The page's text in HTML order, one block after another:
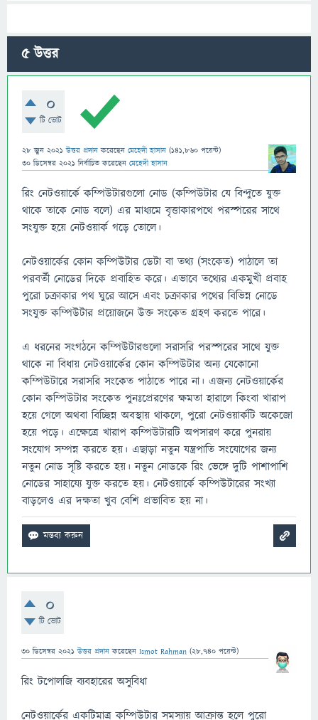
5উত্তর
0
টি ভোট
28 জুন 2021 উত্তর প্রদান করেছেন মেহেদী হাসান (141,860 পয়েন্ট)
30 ডিসেম্বর 2021 নির্বাচিত করেছেন মেহেদী হাসান
রিং নেটওয়ার্কে কম্পিউটারগুলো নোড (কম্পিউটার যে বিন্দুতে যুক্ত
থাকে তাকে নোড বলে) এর মাধ্যমে বৃত্তাকারপথে পরস্পরের সাথে
সংযুক্ত হয়ে নেটওয়ার্ক গড়ে তোলে।
নেটওয়ার্কের কোন কম্পিউটার ডেটা বা তথ্য (সংকেত) পাঠালে তা
পরবর্তী নোডের দিকে প্রবাহিত করে। এভাবে তথ্যের একমুখী প্রবাহ
পুরো চক্রাকার পথ ঘুরে আসে এবং চক্রাকার পথের বিভিন্ন নোডে
সংযুক্ত কম্পিউটার প্রয়োজনে উক্ত সংকেত গ্রহণ করতে পারে।
এ ধরনের সংগঠনে কম্পিউটারগুলো সরাসরি পরস্পরের সাথে যুক্ত
থাকে না বিধায় নেটওয়ার্কের কোন কম্পিউটার অন্য যেকোনো
কম্পিউটারে সরাসরি সংকেত পাঠাতে পারে না। এজন্য নেটওয়ার্কের
কোন কম্পিউটার সংকেত পুনঃপ্রেরণের ক্ষমতা হারালে কিংবা খারাপ
হয়ে গেলে অথবা বিচ্ছিন্ন অবস্থায় থাকলে, পুরো নেটওয়ার্কটি অকেজো
হয়ে পড়ে। এক্ষেত্রে খারাপ কম্পিউটারটি অপসারণ করে পুনরায়
সংযোগ সম্পন্ন করতে হয়। এছাড়া নতুন যন্ত্রপাতি সংযোগের জন্য
নতুন নোড সৃষ্টি করতে হয়। নতুন নোডকে রিং ভেঙ্গে দুটি পাশাপাশি
নোডের সাহায্যে যুক্ত করতে হয়। নেটওয়ার্কে কম্পিউটারের সংখ্যা
বাড়লেও এর দক্ষতা খুব বেশি প্রভাবিত হয় না।
0
টি ভোট
30 ডিসেম্বর 2021 উত্তর প্রদান করেছেন Ismot Rahman (28,740 পয়েন্ট)
রিং টপোলজি ব্যবহারের অসুবিধা
নেটওয়ার্কের একটিমাত্র কম্পিউটার সমস্যায় আক্রান্ত হলে পুরো